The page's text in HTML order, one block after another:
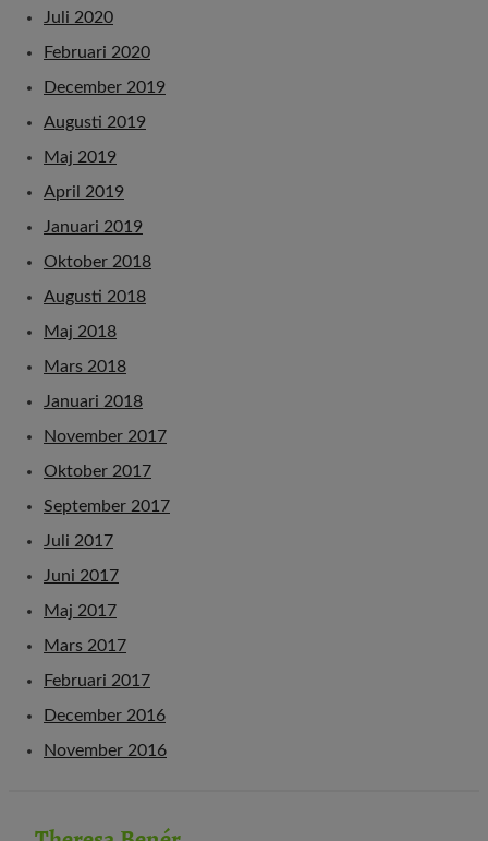
Juli 2020
Februari 2020
December 2019
Augusti 2019
Maj 2019
April 2019
Januari 2019
Oktober 2018
Augusti 2018
Maj 2018
Mars 2018
Januari 2018
November 2017
Oktober 2017
September 2017
Juli 2017
Juni 2017
Maj 2017
Mars 2017
Februari 2017
December 2016
November 2016